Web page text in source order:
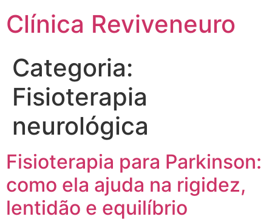
Clínica Reviveneuro
Categoria:
Fisioterapia
neurológica
Fisioterapia para Parkinson:
como ela ajuda na rigidez,
lentidão e equilíbrio